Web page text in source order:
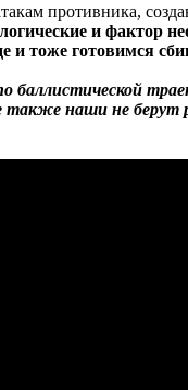
противника,
и фактор
тоже готовимся
также наши не